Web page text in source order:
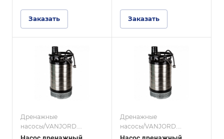
Заказать Заказать
Дренажные
насосы/VANJORD.
Дренажные насосы из
Дренажные
насосы/VANJORD.
Дренажные насосы из